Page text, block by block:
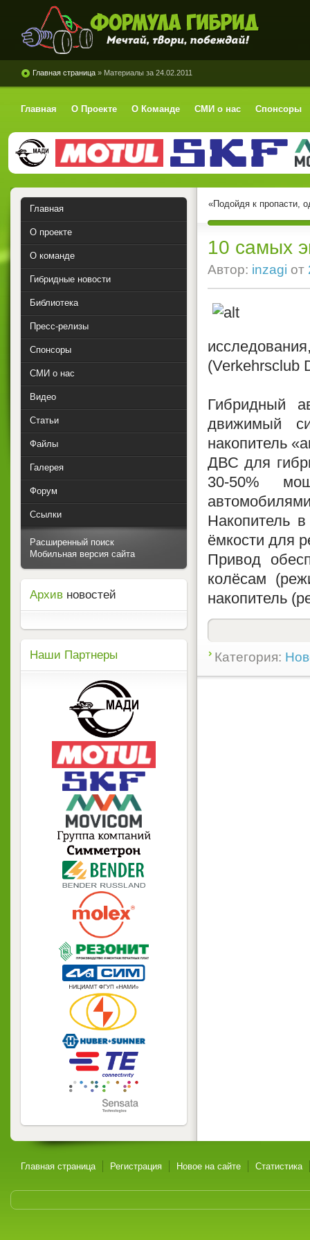
Формула Гибрид
Главная страница » Материалы за 24.02.2011
Главная О Проекте О Команде СМИ о нас Спонсоры
«Подойдя к пропасти,
10 самых
Автор: inzagi от
(Verkehrsclub
Гибридный
движимый
накопитель
ДВС для
30-50%
Накопитель
ёмкости для
Привод
колёсам
накопитель
Категория:
Главная
О проекте
О команде
Гибридные новости
Библиотека
Пресс-релизы
Спонсоры
СМИ о нас
Видео
Статьи
Файлы
Галерея
Форум
Ссылки
Расширенный поиск
Мобильная версия сайта
Архив новостей
Наши Партнеры
Главная страница Регистрация Новое на сайте Статистика